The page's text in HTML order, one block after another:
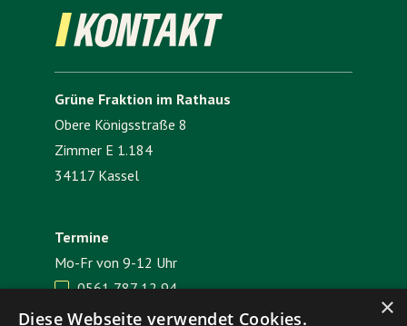
KONTAKT
Grüne Fraktion im Rathaus
Obere Königsstraße 8
Zimmer E 1.184
34117 Kassel
Termine
Mo-Fr von 9-12 Uhr
 0561 787 12 94
 E-Mail senden ×
Diese Webseite verwendet Cookies.